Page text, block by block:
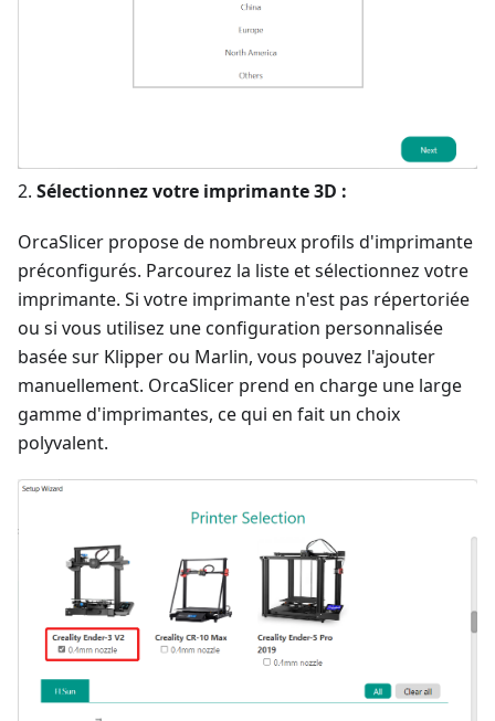
2. Sélectionnez votre imprimante 3D :
OrcaSlicer propose de nombreux profils d'imprimante
préconfigurés. Parcourez la liste et sélectionnez votre
imprimante. Si votre imprimante n'est pas répertoriée
ou si vous utilisez une configuration personnalisée
basée sur Klipper ou Marlin, vous pouvez l'ajouter
manuellement. OrcaSlicer prend en charge une large
gamme d'imprimantes, ce qui en fait un choix
polyvalent.